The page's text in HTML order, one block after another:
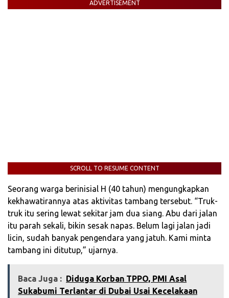
ADVERTISEMENT
SCROLL TO RESUME CONTENT
Seorang warga berinisial H (40 tahun) mengungkapkan
kekhawatirannya atas aktivitas tambang tersebut. “Truk-
truk itu sering lewat sekitar jam dua siang. Abu dari jalan
itu parah sekali, bikin sesak napas. Belum lagi jalan jadi
licin, sudah banyak pengendara yang jatuh. Kami minta
tambang ini ditutup,” ujarnya.
Baca Juga : ‎Diduga Korban TPPO, PMI Asal
Sukabumi Terlantar di Dubai Usai Kecelakaan